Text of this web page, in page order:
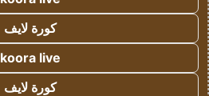
كورة لايف
koora live
كورة لايف